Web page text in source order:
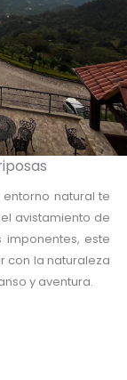
natural te
avistamiento de
imponentes, este
con la naturaleza
y aventura.